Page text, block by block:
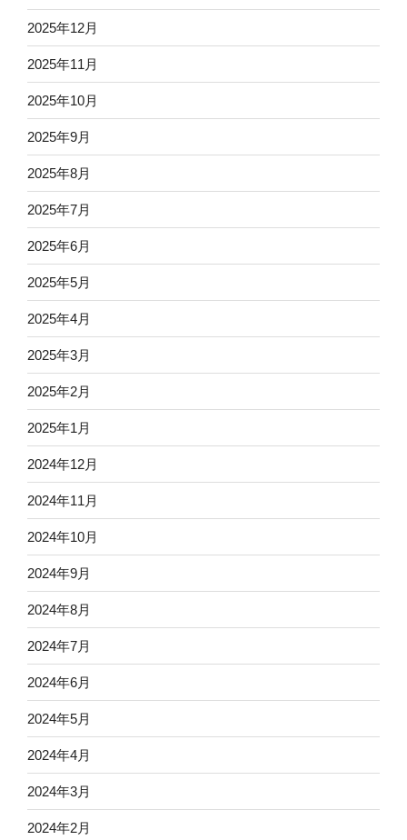
2025年12月
2025年11月
2025年10月
2025年9月
2025年8月
2025年7月
2025年6月
2025年5月
2025年4月
2025年3月
2025年2月
2025年1月
2024年12月
2024年11月
2024年10月
2024年9月
2024年8月
2024年7月
2024年6月
2024年5月
2024年4月
2024年3月
2024年2月